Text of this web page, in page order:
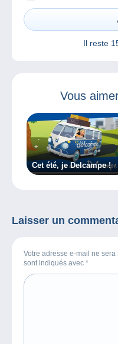
Il reste
Vous
Cet été, je Delcampe !
Laisser un
Votre adresse e-mail ne
sont indiqués avec *